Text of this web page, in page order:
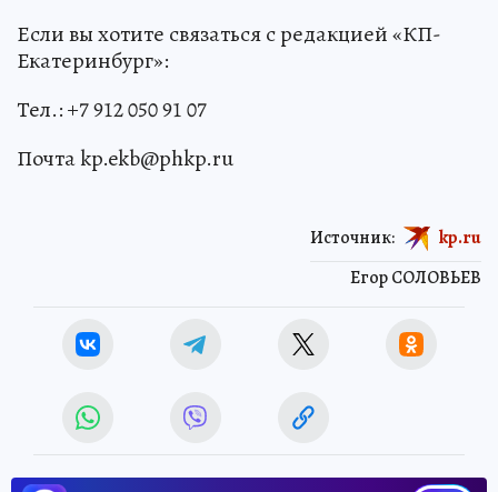
Если вы хотите связаться с редакцией «КП-
Екатеринбург»:
Тел.: +7 912 050 91 07
Почта kp.ekb@phkp.ru
Егор СОЛОВЬЕВ
Источник: kp.ru